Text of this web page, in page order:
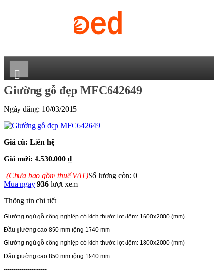
Giường gỗ đẹp MFC642649
Ngày đăng: 10/03/2015
Giá cũ: Liên hệ
Giá mới: 4.530.000 ₫
(Chưa bao gồm thuế VAT)Số lượng còn: 0
Mua ngay 936 lượt xem
Thông tin chi tiết
Giường ngủ gỗ công nghiệp có kích thước lọt đệm: 1600x2000 (mm)
Đầu giường cao 850 mm rộng 1740 mm
Giường ngủ gỗ công nghiệp có kích thước lọt đệm: 1800x2000 (mm)
Đầu giường cao 850 mm rộng 1940 mm
----------------------